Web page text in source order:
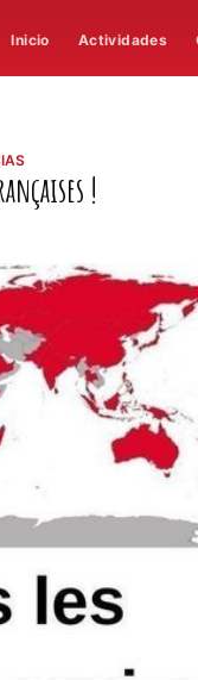
Inicio Actividades
!